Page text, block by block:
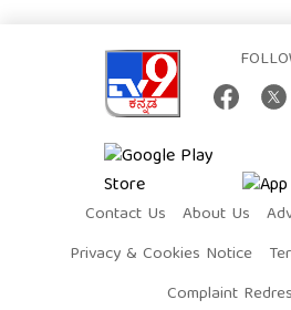
Contact Us About Us
Privacy & Cookies Notice
Complaint